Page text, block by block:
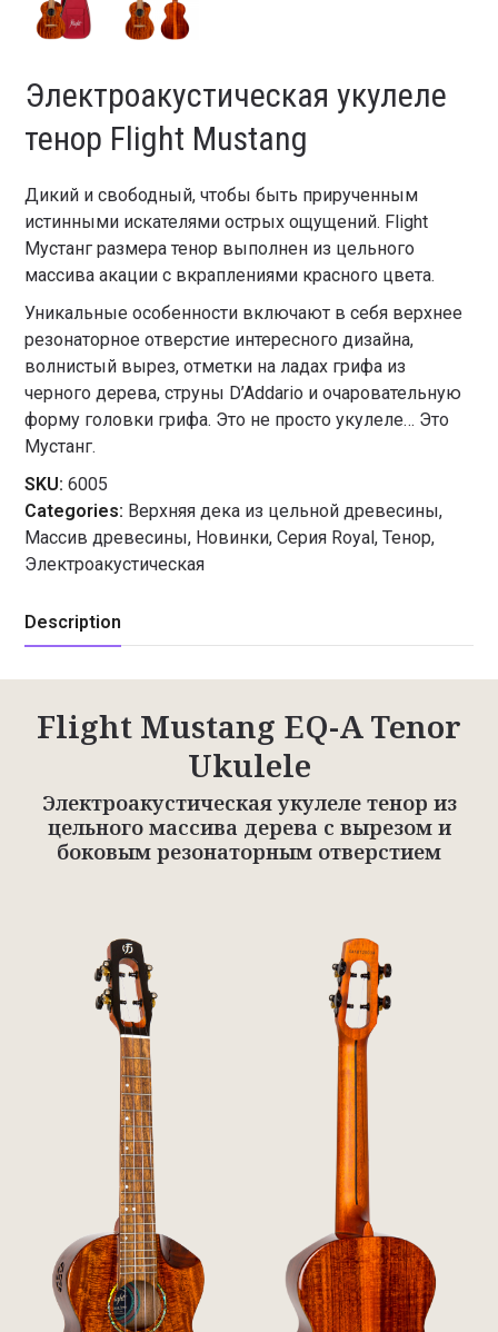
Электроакустическая укулеле
тенор Flight Mustang
Дикий и свободный, чтобы быть прирученным
истинными искателями острых ощущений. Flight
Мустанг размера тенор выполнен из цельного
массива акации с вкраплениями красного цвета.
Уникальные особенности включают в себя верхнее
резонаторное отверстие интересного дизайна,
волнистый вырез, отметки на ладах грифа из
черного дерева, струны D’Addario и очаровательную
форму головки грифа. Это не просто укулеле… Это
Мустанг.
SKU: 6005
Categories: Верхняя дека из цельной древесины,
Массив древесины, Новинки,Серия Royal,Тенор,
Электроакустическая
Description
Flight Mustang EQ-A Tenor
Ukulele
Электроакустическая укулеле тенор из
цельного массива дерева с вырезом и
боковым резонаторным отверстием